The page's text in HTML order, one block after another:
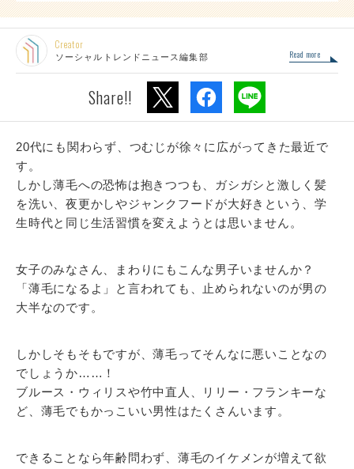
Creator
ソーシャルトレンドニュース編集部 Read more
Share!!
20代にも関わらず、つむじが徐々に広がってきた最近で
す。
しかし薄毛への恐怖は抱きつつも、ガシガシと激しく髪
を洗い、夜更かしやジャンクフードが大好きという、学
生時代と同じ生活習慣を変えようとは思いません。
女子のみなさん、まわりにもこんな男子いませんか？
「薄毛になるよ」と言われても、止められないのが男の
大半なのです。
しかしそもそもですが、薄毛ってそんなに悪いことなの
でしょうか……！
ブルース・ウィリスや竹中直人、リリー・フランキーな
ど、薄毛でもかっこいい男性はたくさんいます。
できることなら年齢問わず、薄毛のイケメンが増えて欲